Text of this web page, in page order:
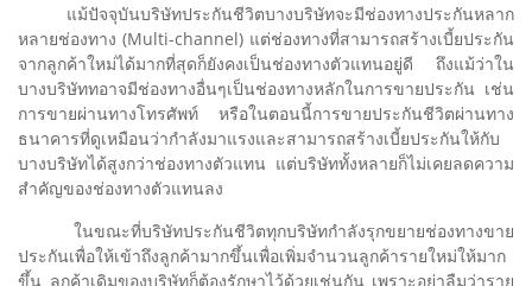
แม้ปัจจุบันบริษัทประกันชีวิตบางบริษัทจะมีช่องทางประกันหลาก
หลายช่องทาง (Multi-channel) แต่ช่องทางที่สามารถสร้างเบี้ยประกัน
จากลูกค้าใหม่ได้มากที่สุดก็ยังคงเป็นช่องทางตัวแทนอยู่ดี ถึงแม้ว่าใน
บางบริษัททอาจมีช่องทางอื่นๆเป็นช่องทางหลักในการขายประกัน เช่น
การขายผ่านทางโทรศัพท์ หรือในตอนนี้การขายประกันชีวิตผ่านทาง
ธนาคารที่ดูเหมือนว่ากำลังมาแรงและสามารถสร้างเบี้ยประกันให้กับ
บางบริษัทได้สูงกว่าช่องทางตัวแทน แต่บริษัททั้งหลายก็ไม่เคยลดความ
สำคัญของช่องทางตัวแทนลง
ในขณะที่บริษัทประกันชีวิตทุกบริษัทกำลังรุกขยายช่องทางขาย
ประกันเพื่อให้เข้าถึงลูกค้ามากขึ้นเพื่อเพิ่มจำนวนลูกค้ารายใหม่ให้มาก
ขึ้น ลูกค้าเดิมของบริษัทก็ต้องรักษาไว้ด้วยเช่นกัน เพราะอย่าลืมว่าราย